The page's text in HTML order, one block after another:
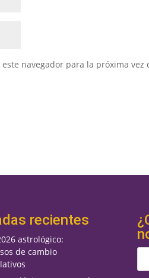
navegador para la próxima vez
recientes
astrológico:
de cambio